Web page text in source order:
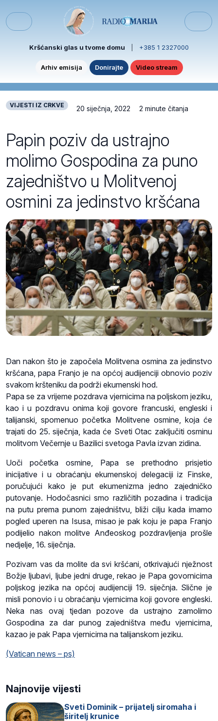
Menu
Kršćanski glas u tvome domu +385 1 2327000
Arhiv emisija Donirajte Video stream
VIJESTI IZ CRKVE 20 siječnja, 2022 2 minute čitanja
Papin poziv da ustrajno
molimo Gospodina za puno
zajedništvo u Molitvenoj
osmini za jedinstvo kršćana
Dan nakon što je započela Molitvena osmina za jedinstvo
kršćana, papa Franjo je na općoj audijenciji obnovio poziv
svakom kršteniku da podrži ekumenski hod.
Papa se za vrijeme pozdrava vjernicima na poljskom jeziku,
kao i u pozdravu onima koji govore francuski, engleski i
talijanski, spomenuo početka Molitvene osmine, koja će
trajati do 25. siječnja, kada će Sveti Otac zaključiti osminu
molitvom Večernje u Bazilici svetoga Pavla izvan zidina.
Uoči početka osmine, Papa se prethodno prisjetio
inicijative i u obraćanju ekumenskoj delegaciji iz Finske,
poručujući kako je put ekumenizma jedno zajedničko
putovanje. Hodočasnici smo različitih pozadina i tradicija
na putu prema punom zajedništvu, bliži cilju kada imamo
pogled uperen na Isusa, misao je pak koju je papa Franjo
podijelio nakon molitve Anđeoskog pozdravljenja prošle
nedjelje, 16. siječnja.
Pozivam vas da molite da svi kršćani, otkrivajući nježnost
Božje ljubavi, ljube jedni druge, rekao je Papa govornicima
poljskog jezika na općoj audijenciji 19. siječnja. Slične je
misli ponovio i u obraćanju vjernicima koji govore engleski.
Neka nas ovaj tjedan pozove da ustrajno zamolimo
Gospodina za dar punog zajedništva među vjernicima,
kazao je pak Papa vjernicima na talijanskom jeziku.
(Vatican news – ps)
Najnovije vijesti
Sveti Dominik – prijatelj siromaha i
širitelj krunice